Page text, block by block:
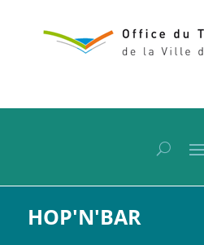
HOP'N'BAR